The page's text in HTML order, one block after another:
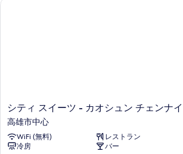
シ
テ
ィ
ス
イ
シティ スイーツ - カオシュン チェンナイ
高雄市中心
WiFi (無料)
レストラン
冷房
バー